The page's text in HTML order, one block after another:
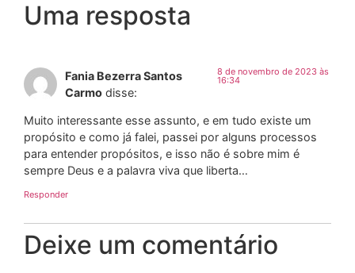
Uma resposta
Fania Bezerra Santos
Carmo disse:
8 de novembro de 2023 às
16:34
Muito interessante esse assunto, e em tudo existe um
propósito e como já falei, passei por alguns processos
para entender propósitos, e isso não é sobre mim é
sempre Deus e a palavra viva que liberta…
Responder
Deixe um comentário